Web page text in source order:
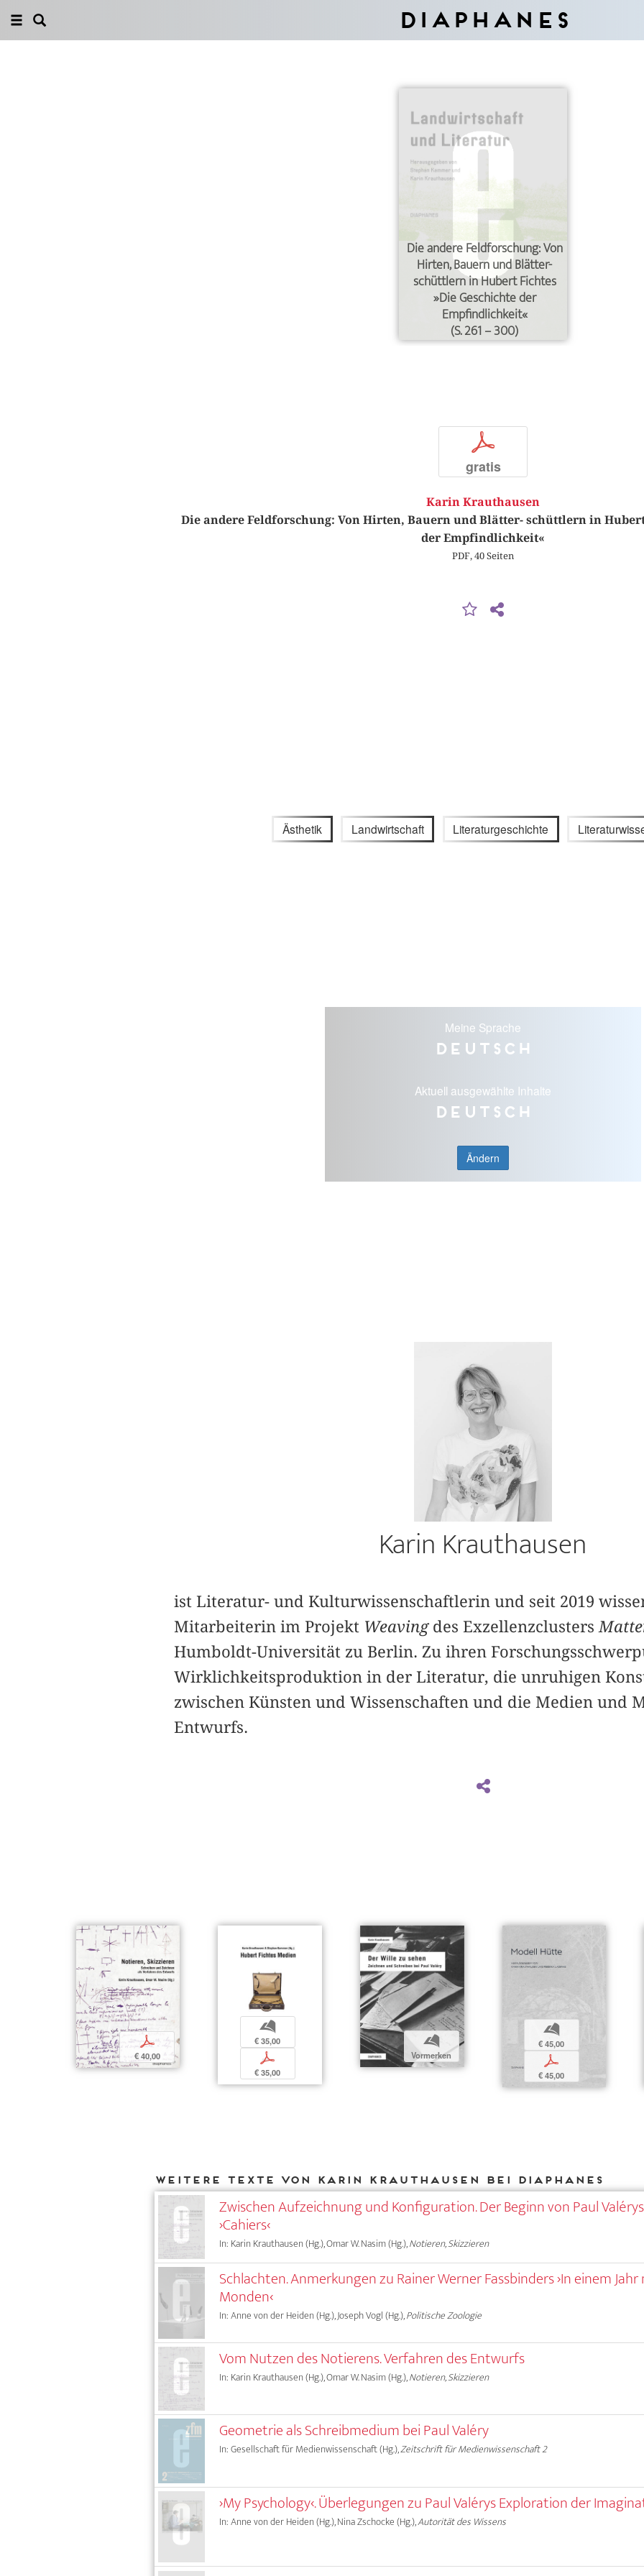
Diaphanes
Die andere Feldforschung: Von
Hirten, Bauern und Blätter­-
schüttlern in Hubert Fichtes
»Die Geschichte der
Empfindlichkeit«
(S. 261 – 300)
p
gratis
Karin Krauthausen
Die andere Feldforschung: Von Hirten, Bauern und Blätter­- schüttlern in
der Empfindlichkeit«
PDF, 40 Seiten
Ästhetik Landwirtschaft Literaturgeschichte
Meine Sprache
Deutsch
Aktuell ausgewählte Inhalte
Deutsch
Ändern
Karin Krauthausen
ist Literatur- und Kulturwissenschaftlerin und seit 2019
Mitarbeiterin im Projekt Weavingdes Exzellenzclusters
Humboldt-Universität zu Berlin. Zu ihren
Wirklichkeitsproduktion in der Literatur, die unruhigen
zwischen Künsten und Wissenschaften und die Medien und
Entwurfs.
p
€ 40,00
b
€ 35,00
p
€ 35,00
b
Vormerken
b
€ 45,00
p
€ 45,00
Weitere Texte von Karin Krauthausen bei DIAPHANES
Zwischen Aufzeichnung und Konfiguration. Der Beginn von Paul Valérys
›Cahiers‹
In: Karin Krauthausen (Hg.), Omar W. Nasim (Hg.),Notieren, Skizzieren
Schlachten. Anmerkungen zu Rainer Werner Fassbinders ›In einem Jahr
Monden‹
In: Anne von der Heiden (Hg.), Joseph Vogl (Hg.),Politische Zoologie
Vom Nutzen des Notierens. Verfahren des Entwurfs
In: Karin Krauthausen (Hg.), Omar W. Nasim (Hg.),Notieren, Skizzieren
Geometrie als Schreibmedium bei Paul Valéry
In: Gesellschaft für Medienwissenschaft (Hg.),Zeitschrift für Medienwissenschaft 2
›My Psychology‹. Überlegungen zu Paul Valérys Exploration der
In: Anne von der Heiden (Hg.), Nina Zschocke (Hg.),Autorität des Wissens